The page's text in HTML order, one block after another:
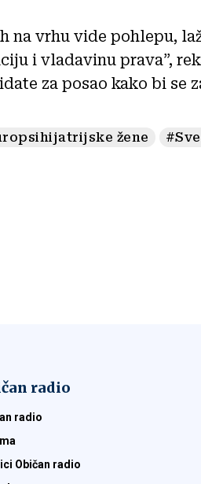
na vrhu vide pohlepu,
i vladavinu prava”,
za posao kako bi se
žene
radio
radio
Običan radio